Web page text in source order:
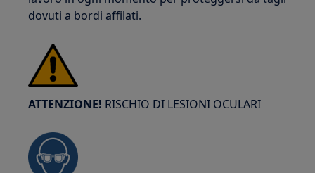
dovuti a bordi affilati.
ATTENZIONE! RISCHIO DI LESIONI OCULARI